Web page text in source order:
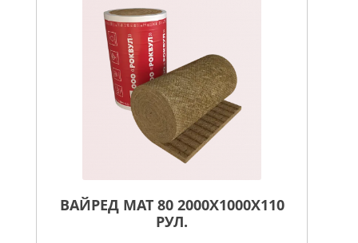
ВАЙРЕД МАТ 80 2000X1000X110
РУЛ.